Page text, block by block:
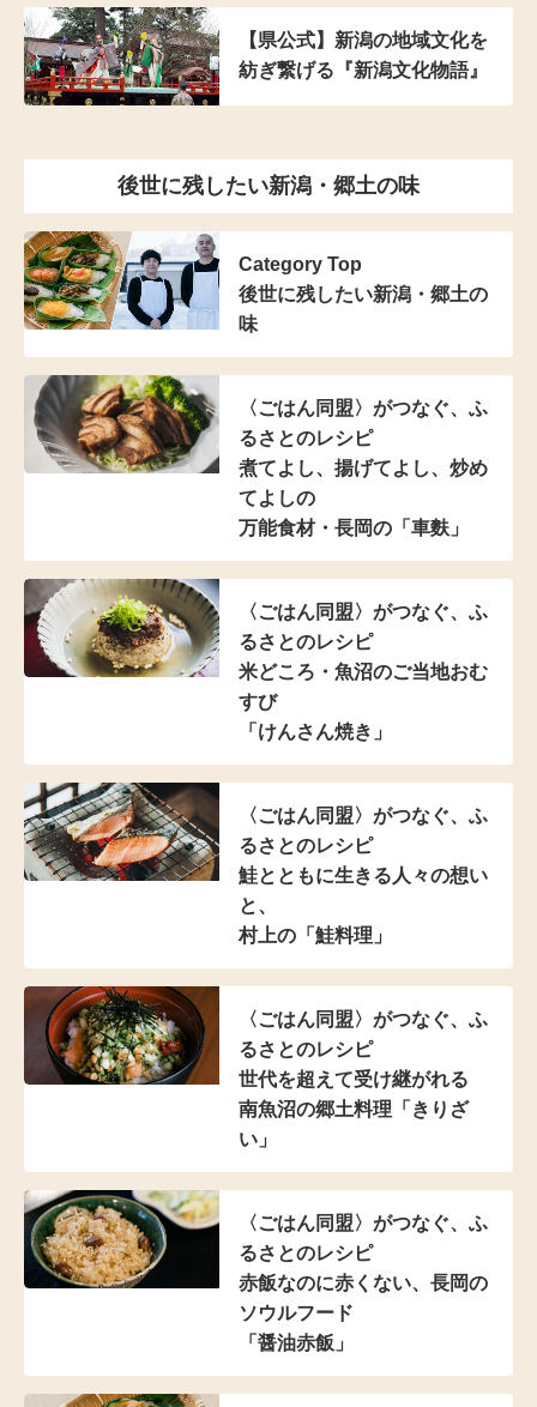
【県公式】新潟の地域文化を
紡ぎ繋げる『新潟文化物語』
後世に残したい新潟・郷土の味
Category Top
後世に残したい新潟・郷土の
味
〈ごはん同盟〉がつなぐ、 ふ
るさとのレシピ
煮てよし、揚げてよし、 炒め
てよしの
万能食材・長岡の「車麩」
〈ごはん同盟〉がつなぐ、 ふ
るさとのレシピ
米どころ・魚沼のご当地おむ
すび
「けんさん焼き」
〈ごはん同盟〉がつなぐ、 ふ
るさとのレシピ
鮭とともに生きる人々の想い
と、
村上の「鮭料理」
〈ごはん同盟〉がつなぐ、 ふ
るさとのレシピ
世代を超えて受け継がれる
南魚沼の郷土料理「きりざ
い」
〈ごはん同盟〉がつなぐ、 ふ
るさとのレシピ
赤飯なのに赤くない、 長岡の
ソウルフード
「醤油赤飯」